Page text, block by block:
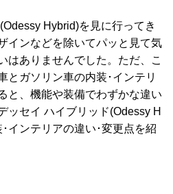
Hybrid)を見に行ってき
インなどを除いてパッと見て気
はありませんでした。ただ、こ
とガソリン車の内装･インテリ
と、機能や装備でわずかな違い
ッセイ ハイブリッド(Odessy H
インテリアの違い･変更点を紹